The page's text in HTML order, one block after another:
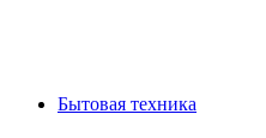
Бытовая техника